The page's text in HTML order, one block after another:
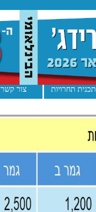
תכנית תחרויות צור קשר